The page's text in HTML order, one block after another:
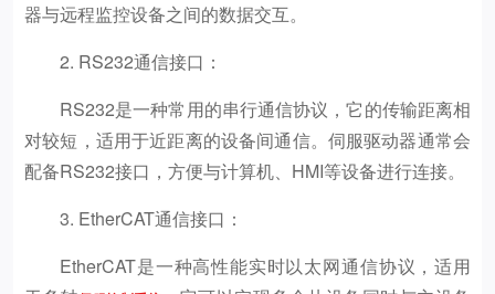
器与远程监控设备之间的数据交互。
2. RS232通信接口：
RS232是一种常用的串行通信协议，它的传输距离相
对较短，适用于近距离的设备间通信。伺服驱动器通常会
配备RS232接口，方便与计算机、HMI等设备进行连接。
3. EtherCAT通信接口：
EtherCAT是一种高性能实时以太网通信协议，适用